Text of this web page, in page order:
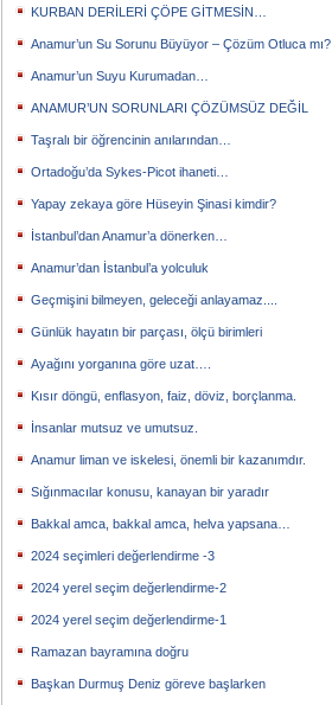
KURBAN DERİLERİ ÇÖPE GİTMESİN…
Anamur’un Su Sorunu Büyüyor – Çözüm Otluca mı?
Anamur’un Suyu Kurumadan…
ANAMUR’UN SORUNLARI ÇÖZÜMSÜZ DEĞİL
Taşralı bir öğrencinin anılarından…
Ortadoğu’da Sykes-Picot ihaneti…
Yapay zekaya göre Hüseyin Şinasi kimdir?
İstanbul’dan Anamur’a dönerken…
Anamur’dan İstanbul’a yolculuk
Geçmişini bilmeyen, geleceği anlayamaz....
Günlük hayatın bir parçası, ölçü birimleri
Ayağını yorganına göre uzat….
Kısır döngü, enflasyon, faiz, döviz, borçlanma.
İnsanlar mutsuz ve umutsuz.
Anamur liman ve iskelesi, önemli bir kazanımdır.
Sığınmacılar konusu, kanayan bir yaradır
Bakkal amca, bakkal amca, helva yapsana…
2024 seçimleri değerlendirme -3
2024 yerel seçim değerlendirme-2
2024 yerel seçim değerlendirme-1
Ramazan bayramına doğru
Başkan Durmuş Deniz göreve başlarken